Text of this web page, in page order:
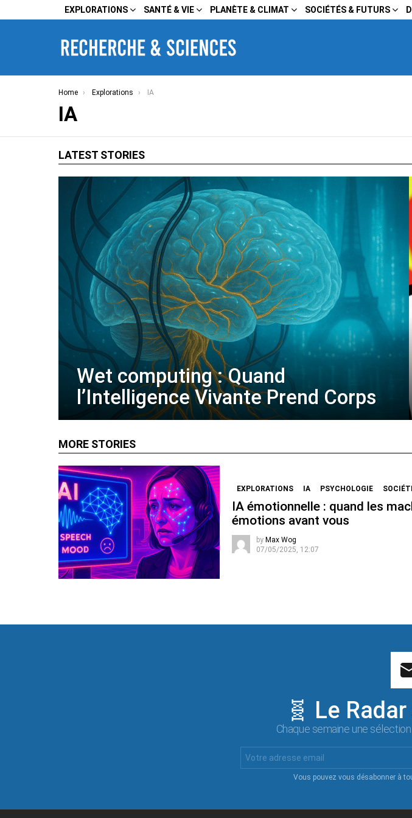
EXPLORATIONS SANTÉ & VIE PLANÈTE & CLIMAT SOCIÉTÉS & FUTURS
You are here:
Home Explorations IA
IA
LATEST STORIES
Wet computing : Quand
l’Intelligence Vivante Prend Corps
MORE STORIES
EXPLORATIONS IA PSYCHOLOGIE
IA émotionnelle : quand les
émotions avant vous
by Max Wog
07/05/2025, 12:07
🧬 Le
Chaque semaine une
Email
:
Vous pouvez vous désabonner à